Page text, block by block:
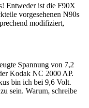
Entweder ist die F90X
vorgesehenen N90s
modifiziert,
Spannung von 7,2
Kodak NC 2000 AP.
bin ich bei 9,6 Volt.
sein. Warum, schreibe